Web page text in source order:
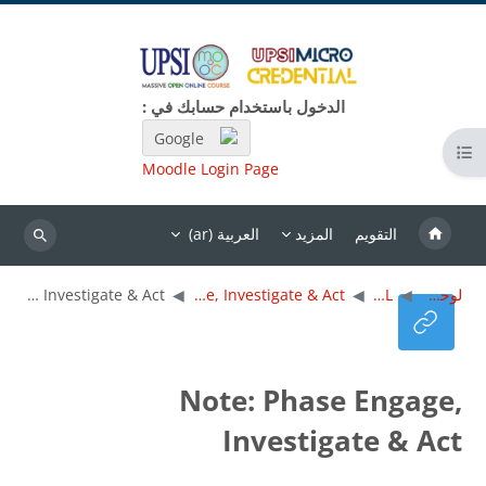
الدخول باستخدام حسابك في :
Google
Moodle Login Page
التقويم المزيد العربية ‎(ar)‎
بحث
فتح فهرس المقرر
لوحة التحكم MC CBL
Topic 3 : Phase Engage, Investigate & Act
Note: Phase Engage, Investigate & Act
Note: Phase Engage,
Investigate & Act